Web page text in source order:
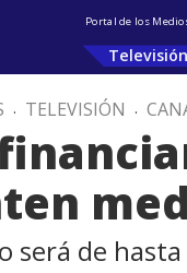
Portal de los
Televisión
. TELEVISIÓN .
será de